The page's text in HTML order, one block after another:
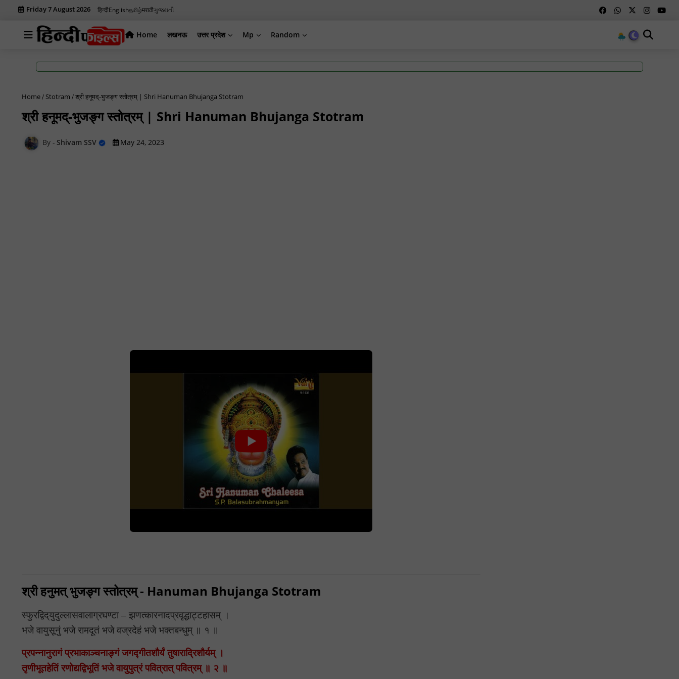
Friday 7 August 2026 हिन्दीEnglishதமிழ்मराठीગુજરાતી
Home लखनऊ उत्तर प्रदेश Mp Random
Home Stotram श्री हनूमद्-भुजङ्ग स्तोत्रम् | Shri Hanuman Bhujanga Stotram
श्री हनूमद्-भुजङ्ग स्तोत्रम् | Shri Hanuman Bhujanga Stotram
Shivam SSV May 24, 2023
श्री हनुमत् भुजङ्ग स्तोत्रम् - Hanuman Bhujanga Stotram
स्फुरद्विद्‌युदुल्लासवालाग्रघण्टा – झणत्कारनादप्रवृद्धाट्टहासम् ।
भजे वायुसूनुं भजे रामदूतं भजे वज्रदेहं भजे भक्तबन्धुम् ॥ १ ॥
प्रपन्नानुरागं प्रभाकाञ्चनाङ्गं जगद्गीतशौर्यं तुषाराद्रिशौर्यम् ।
तृणीभूतहेतिं रणोद्यद्विभूतिं भजे वायुपुत्रं पवित्रात् पवित्रम् ॥ २ ॥